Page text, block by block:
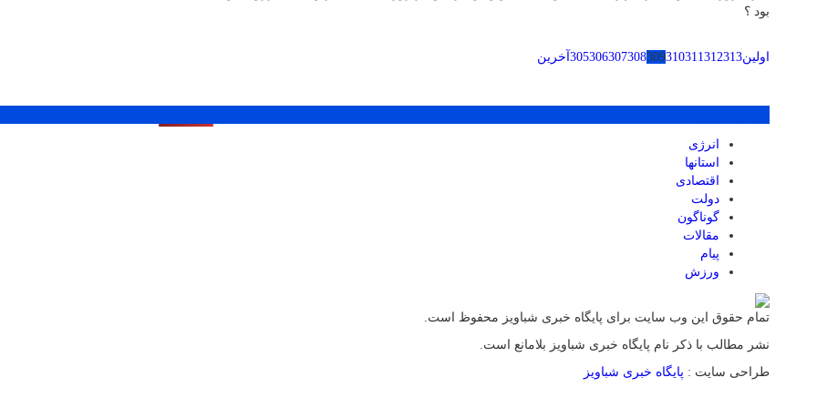
بود ؟
اولین 305306307308309310311 312313 آخرین
انرژی
استانها
اقتصادی
دولت
گوناگون
مقالات
پیام
ورزش
تمام حقوق این وب سایت برای پایگاه خبری شباویز محفوظ است.
نشر مطالب با ذکر نام پایگاه خبری شباویز بلامانع است.
طراحی سایت : پایگاه خبری شباویز